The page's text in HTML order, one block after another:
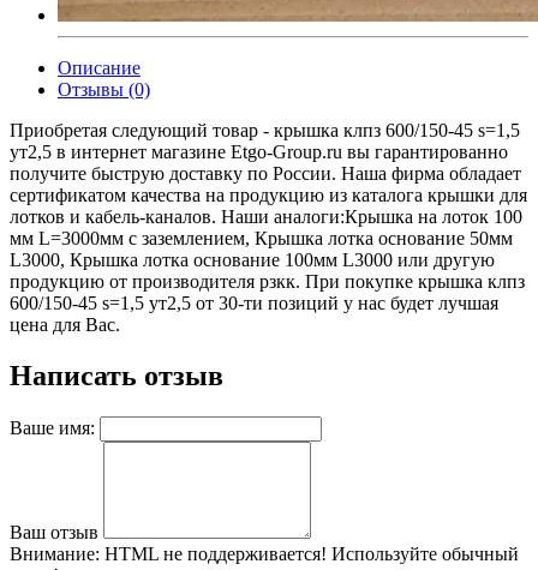
Описание
Отзывы (0)
Приобретая следующий товар - крышка клпз 600/150-45 s=1,5
ут2,5 в интернет магазине Etgo-Group.ru вы гарантированно
получите быструю доставку по России. Наша фирма обладает
сертификатом качества на продукцию из каталога крышки для
лотков и кабель-каналов. Наши аналоги:Крышка на лоток 100
мм L=3000мм с заземлением, Крышка лотка основание 50мм
L3000, Крышка лотка основание 100мм L3000 или другую
продукцию от производителя рзкк. При покупке крышка клпз
600/150-45 s=1,5 ут2,5 от 30-ти позиций у нас будет лучшая
цена для Вас.
Написать отзыв
Ваше имя:
Ваш отзыв
Внимание: HTML не поддерживается! Используйте обычный